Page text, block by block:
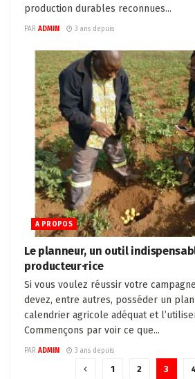
production durables reconnues...
PAR ADMIN 3 ans depuis
A PROPOS
Le planneur, un outil
producteur·rice
Si vous voulez réussir votre
devez, entre autres, posséder un
calendrier agricole adéquat et
Commençons par voir ce que...
PAR ADMIN 3 ans depuis
1 2 3